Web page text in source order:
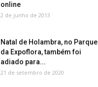
online
2 de junho de 2013
Natal de Holambra, no Parque
da Expoflora, também foi
adiado para...
21 de setembro de 2020